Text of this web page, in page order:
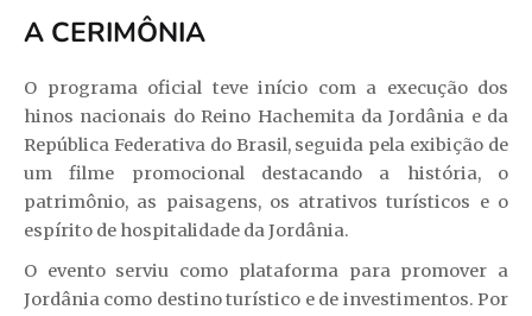
A CERIMÔNIA
O programa oficial teve início com a execução dos
hinos nacionais do Reino Hachemita da Jordânia e da
República Federativa do Brasil, seguida pela exibição de
um filme promocional destacando a história, o
patrimônio, as paisagens, os atrativos turísticos e o
espírito de hospitalidade da Jordânia.
O evento serviu como plataforma para promover a
Jordânia como destino turístico e de investimentos. Por